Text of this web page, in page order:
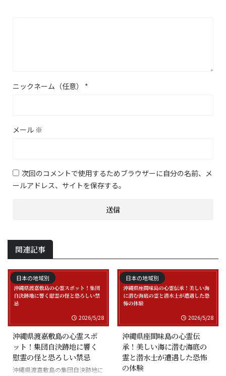
ニックネーム（任意） *
メール ※
次回のコメントで使用するためブラウザーに自分の名前、メ
ールアドレス、サイトを保存する。
関連記事
日本の地域別
2026/5/28
沖縄県渡嘉敷島の心霊スポ
ット！集団自決跡地に響く
慰霊の怪と恐ろしい禁忌
沖縄県渡嘉敷島の集団自決跡地に
日本の地域別
2026/5/28
沖縄県座間味島の心霊伝
承！美しい海に潜む海底の
霊と潜水士が遭遇した恐怖
の体験